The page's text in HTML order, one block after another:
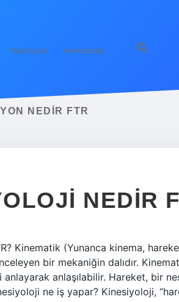
Yasal Uyarı Hakkımızda
NEDIR FTR
NEDIR
Kinematik (Yunanca kinema,
bir mekaniğin dalıdır.
anlayarak anlaşılabilir. Hareket, bir
ne iş yapar? Kinesiyoloji,